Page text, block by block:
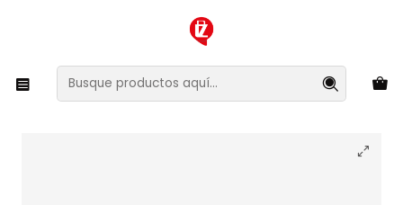
XMAS SALE ¡Compra antes de que la oferta termine!
Lentes y Accesorios Lentes de Sol
Lentes de Sol Polarizado Hawkers B.Porter HBPO22BGTP